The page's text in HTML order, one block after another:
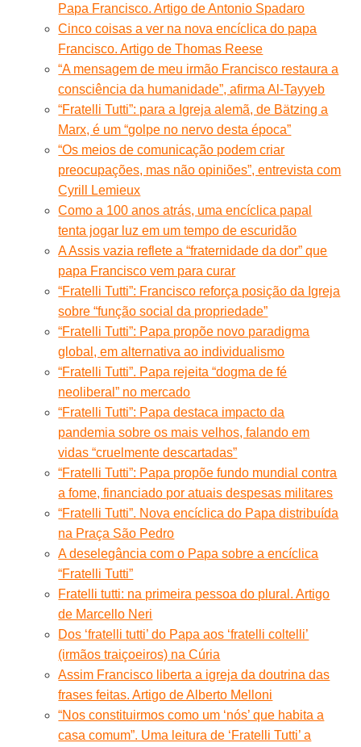
Papa Francisco. Artigo de Antonio Spadaro
Cinco coisas a ver na nova encíclica do papa
Francisco. Artigo de Thomas Reese
“A mensagem de meu irmão Francisco restaura a
consciência da humanidade”, afirma Al-Tayyeb
“Fratelli Tutti”: para a Igreja alemã, de Bätzing a
Marx, é um “golpe no nervo desta época”
“Os meios de comunicação podem criar
preocupações, mas não opiniões”, entrevista com
Cyrill Lemieux
Como a 100 anos atrás, uma encíclica papal
tenta jogar luz em um tempo de escuridão
A Assis vazia reflete a “fraternidade da dor” que
papa Francisco vem para curar
“Fratelli Tutti”: Francisco reforça posição da Igreja
sobre “função social da propriedade”
“Fratelli Tutti”: Papa propõe novo paradigma
global, em alternativa ao individualismo
“Fratelli Tutti”. Papa rejeita “dogma de fé
neoliberal” no mercado
“Fratelli Tutti”: Papa destaca impacto da
pandemia sobre os mais velhos, falando em
vidas “cruelmente descartadas”
“Fratelli Tutti”: Papa propõe fundo mundial contra
a fome, financiado por atuais despesas militares
“Fratelli Tutti”. Nova encíclica do Papa distribuída
na Praça São Pedro
A deselegância com o Papa sobre a encíclica
“Fratelli Tutti”
Fratelli tutti: na primeira pessoa do plural. Artigo
de Marcello Neri
Dos ‘fratelli tutti’ do Papa aos ‘fratelli coltelli’
(irmãos traiçoeiros) na Cúria
Assim Francisco liberta a igreja da doutrina das
frases feitas. Artigo de Alberto Melloni
“Nos constituirmos como um ‘nós’ que habita a
casa comum”. Uma leitura de ‘Fratelli Tutti’ a